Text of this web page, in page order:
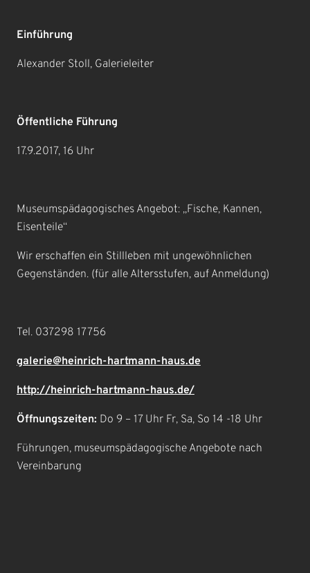
Einführung
Alexander Stoll, Galerieleiter
Öffentliche Führung
17.9.2017, 16 Uhr
Museumspädagogisches Angebot: „Fische, Kannen,
Eisenteile“
Wir erschaffen ein Stillleben mit ungewöhnlichen
Gegenständen. (für alle Altersstufen, auf Anmeldung)
Tel. 037298 17756
galerie@heinrich-hartmann-haus.de
http://heinrich-hartmann-haus.de/
Öffnungszeiten: Do 9 – 17 Uhr Fr, Sa, So 14 -18 Uhr
Führungen, museumspädagogische Angebote nach
Vereinbarung